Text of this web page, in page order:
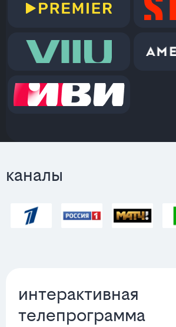
каналы
интерактивная
телепрограмма